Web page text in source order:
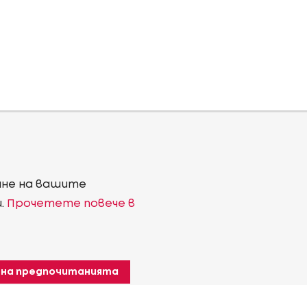
на вашите
Прочетете повече в
на предпочитанията